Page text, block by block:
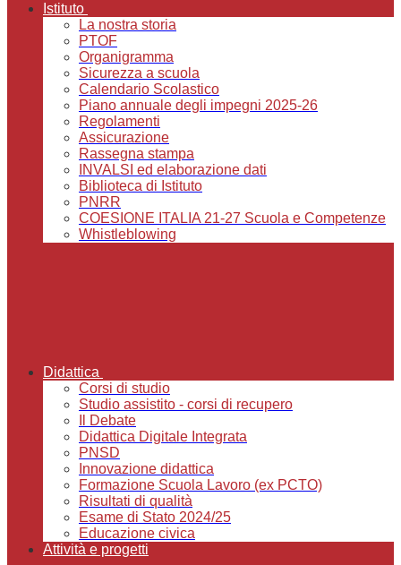
Istituto
La nostra storia
PTOF
Organigramma
Sicurezza a scuola
Calendario Scolastico
Piano annuale degli impegni 2025-26
Regolamenti
Assicurazione
Rassegna stampa
INVALSI ed elaborazione dati
Biblioteca di Istituto
PNRR
COESIONE ITALIA 21-27 Scuola e Competenze
Whistleblowing
Didattica
Corsi di studio
Studio assistito - corsi di recupero
Il Debate
Didattica Digitale Integrata
PNSD
Innovazione didattica
Formazione Scuola Lavoro (ex PCTO)
Risultati di qualità
Esame di Stato 2024/25
Educazione civica
Attività e progetti